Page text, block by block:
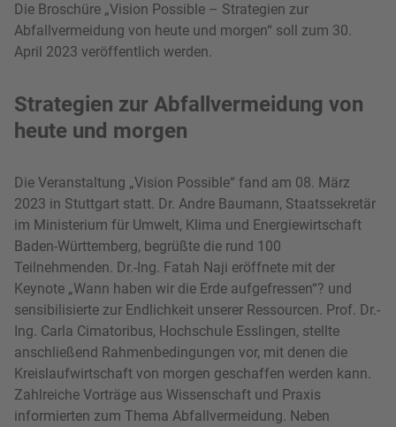
Die Broschüre „Vision Possible – Strategien zur
Abfallvermeidung von heute und morgen“ soll zum 30.
April 2023 veröffentlich werden.
Strategien zur Abfallvermeidung von
heute und morgen
Die Veranstaltung „Vision Possible“ fand am 08. März
2023 in Stuttgart statt. Dr. Andre Baumann, Staatssekretär
im Ministerium für Umwelt, Klima und Energiewirtschaft
Baden-Württemberg, begrüßte die rund 100
Teilnehmenden. Dr.-Ing. Fatah Naji eröffnete mit der
Keynote „Wann haben wir die Erde aufgefressen“? und
sensibilisierte zur Endlichkeit unserer Ressourcen. Prof. Dr.-
Ing. Carla Cimatoribus, Hochschule Esslingen, stellte
anschließend Rahmenbedingungen vor, mit denen die
Kreislaufwirtschaft von morgen geschaffen werden kann.
Zahlreiche Vorträge aus Wissenschaft und Praxis
informierten zum Thema Abfallvermeidung. Neben